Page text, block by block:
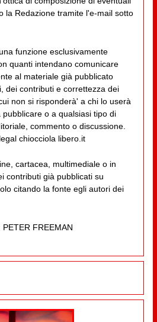
la Redazione tramite l'e-mail sotto
funzione esclusivamente
quanti intendano comunicare
al materiale già pubblicato
dei contributi e correttezza dei
non si risponderà' a chi lo userà
o a qualsiasi tipo di
commento o discussione.
chiocciola libero.it
cartacea, multimediale o in
contributi già pubblicati su
citando la fonte egli autori dei
FREEMAN